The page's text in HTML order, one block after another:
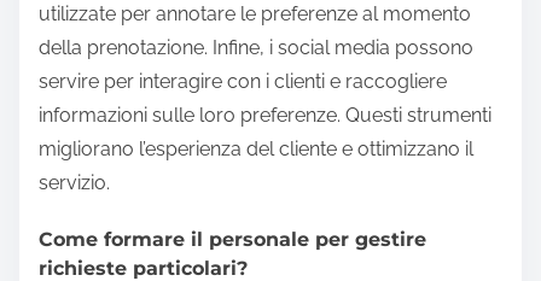
utilizzate per annotare le preferenze al momento
della prenotazione. Infine, i social media possono
servire per interagire con i clienti e raccogliere
informazioni sulle loro preferenze. Questi strumenti
migliorano l’esperienza del cliente e ottimizzano il
servizio.
Come formare il personale per gestire
richieste particolari?